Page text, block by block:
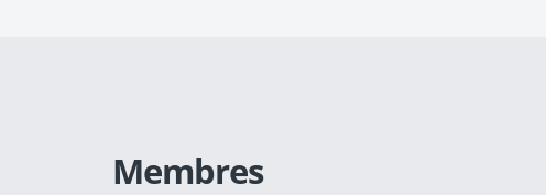
Membres